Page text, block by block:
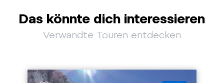
Das könnte dich interessieren
Verwandte Touren entdecken